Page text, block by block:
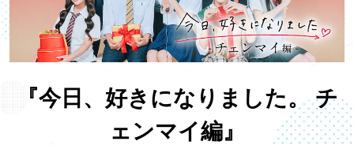
『今日、好きになりました。 チ
ェンマイ編』